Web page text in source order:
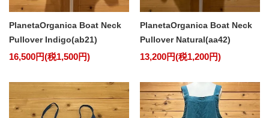
PlanetaOrganica Boat Neck
Pullover Indigo(ab21)
16,500円(税1,500円)
PlanetaOrganica Boat Neck
Pullover Natural(aa42)
13,200円(税1,200円)